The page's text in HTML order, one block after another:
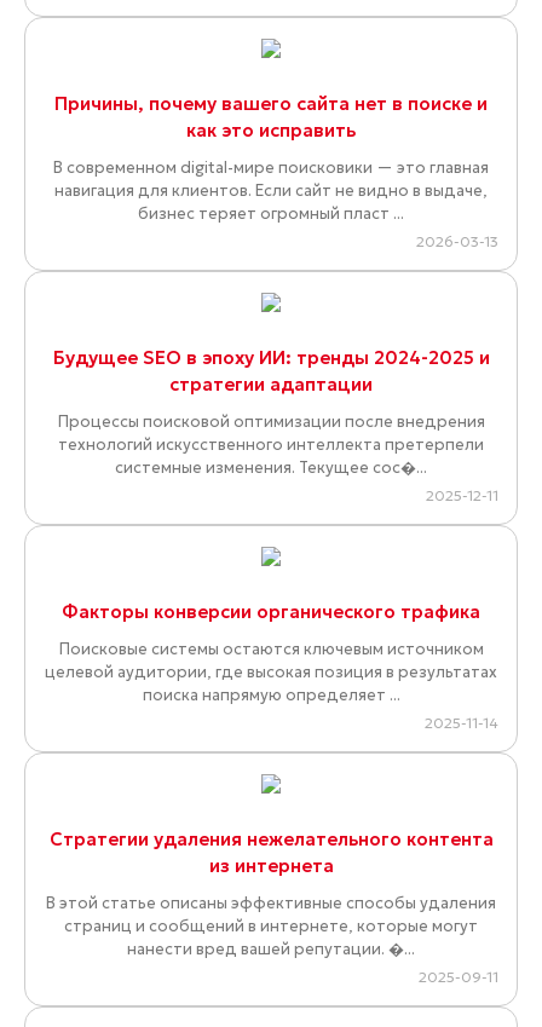
Причины, почему вашего сайта нет в поиске и
как это исправить
В современном digital-мире поисковики — это главная
навигация для клиентов. Если сайт не видно в выдаче,
бизнес теряет огромный пласт ...
2026-03-13
Будущее SEO в эпоху ИИ: тренды 2024-2025 и
стратегии адаптации
Процессы поисковой оптимизации после внедрения
технологий искусственного интеллекта претерпели
системные изменения. Текущее сос�...
2025-12-11
Факторы конверсии органического трафика
Поисковые системы остаются ключевым источником
целевой аудитории, где высокая позиция в результатах
поиска напрямую определяет ...
2025-11-14
Стратегии удаления нежелательного контента
из интернета
В этой статье описаны эффективные способы удаления
страниц и сообщений в интернете, которые могут
нанести вред вашей репутации. �...
2025-09-11